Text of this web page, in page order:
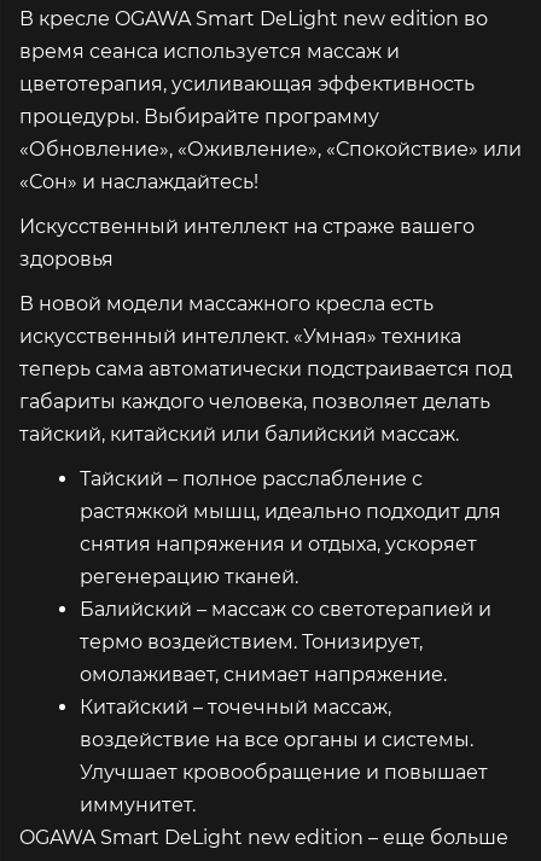
В кресле OGAWA Smart DeLight new edition во
время сеанса используется массаж и
цветотерапия, усиливающая эффективность
процедуры. Выбирайте программу
«Обновление», «Оживление», «Спокойствие» или
«Сон» и наслаждайтесь!
Искусственный интеллект на страже вашего
здоровья
В новой модели массажного кресла есть
искусственный интеллект. «Умная» техника
теперь сама автоматически подстраивается под
габариты каждого человека, позволяет делать
тайский, китайский или балийский массаж.
Тайский – полное расслабление с
растяжкой мышц, идеально подходит для
снятия напряжения и отдыха, ускоряет
регенерацию тканей.
Балийский – массаж со светотерапией и
термо воздействием. Тонизирует,
омолаживает, снимает напряжение.
Китайский – точечный массаж,
воздействие на все органы и системы.
Улучшает кровообращение и повышает
иммунитет.
OGAWA Smart DeLight new edition – еще больше